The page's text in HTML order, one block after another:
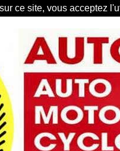
ce site, vous acceptez